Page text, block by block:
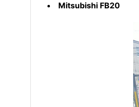
Mitsubishi FB20